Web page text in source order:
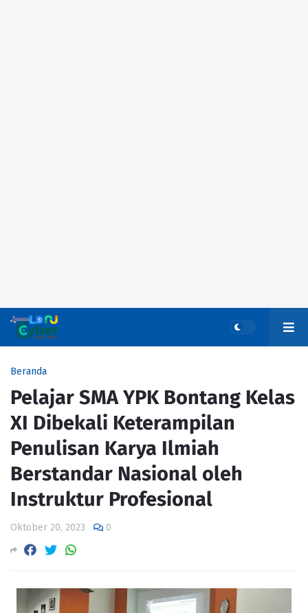
Beranda
Pelajar SMA YPK Bontang Kelas
XI Dibekali Keterampilan
Penulisan Karya Ilmiah
Berstandar Nasional oleh
Instruktur Profesional
Oktober 20, 2023 0